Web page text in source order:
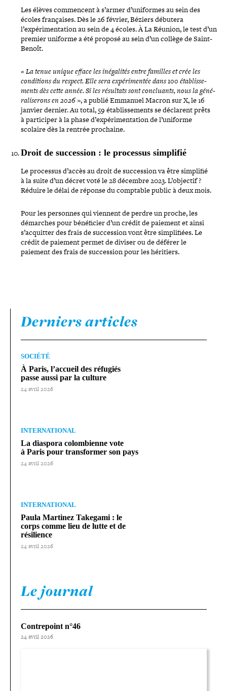
Les élèves com­mencent à s’armer d’uniformes au sein des
écoles fran­çaises. Dès le 26 février, Béziers débutera
l’expérimentation au sein de 4 écoles. À La Réunion, le test d’un
premier uniforme a été proposé au sein d’un collège de Saint-
Benoît.
«La tenue unique efface les inéga­li­tés entre familles et crée les
condi­tions du respect. Elle sera expé­ri­men­tée dans 100 éta­blis­se­
ments dès cette année. Si les résultats sont concluants, nous la géné­
ra­li­se­rons en 2026», a publié Emmanuel Macron sur X, le 16
janvier dernier. Au total, 59 éta­blis­se­ments se déclarent prêts
à par­ti­ci­per à la phase d’ex­pé­ri­men­ta­tion de l’u­ni­forme
scolaire dès la rentrée prochaine.
Droit de suc­ces­sion : le processus simplifié
Le processus d’accès au droit de suc­ces­sion va être simplifié
à la suite d’un décret voté le 28 décembre 2023. L’objectif ?
Réduire le délai de réponse du comptable public à deux mois.
Pour les personnes qui viennent de perdre un proche, les
démarches pour béné­fi­cier d’un crédit de paiement et ainsi
s’ac­quit­ter des frais de suc­ces­sion vont être sim­pli­fiées. Le
crédit de paiement permet de diviser ou de déférer le
paiement des frais de suc­ces­sion pour les héritiers.
Derniers articles
SOCIÉTÉ
À Paris, l’accueil des réfugiés
passe aussi par la culture
24 avril 2026
INTERNATIONAL
La diaspora colom­bienne vote
à Paris pour trans­for­mer son pays
24 avril 2026
INTERNATIONAL
Paula Martinez Takegami : le
corps comme lieu de lutte et de
résilience
24 avril 2026
Le journal
Contrepoint n°46
24 avril 2026